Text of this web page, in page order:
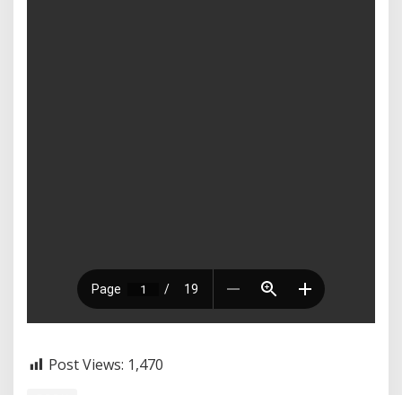
Post Views: 1,470